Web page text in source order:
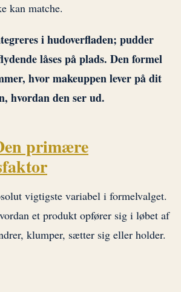
kan matche.
i hudoverfladen; pudder
låses på plads. Den formel
hvor makeuppen lever på dit
hvordan den ser ud.
primære
vigtigste variabel i formelvalget.
et produkt opfører sig i løbet af
klumper, sætter sig eller holder.